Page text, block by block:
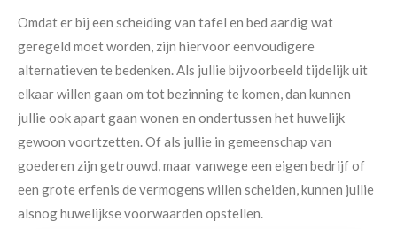
Omdat er bij een scheiding van tafel en bed aardig wat
geregeld moet worden, zijn hiervoor eenvoudigere
alternatieven te bedenken. Als jullie bijvoorbeeld tijdelijk uit
elkaar willen gaan om tot bezinning te komen, dan kunnen
jullie ook apart gaan wonen en ondertussen het huwelijk
gewoon voortzetten. Of als jullie in gemeenschap van
goederen zijn getrouwd, maar vanwege een eigen bedrijf of
een grote erfenis de vermogens willen scheiden, kunnen jullie
alsnog huwelijkse voorwaarden opstellen.